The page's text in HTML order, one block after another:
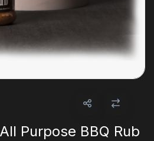
Purpose BBQ Rub